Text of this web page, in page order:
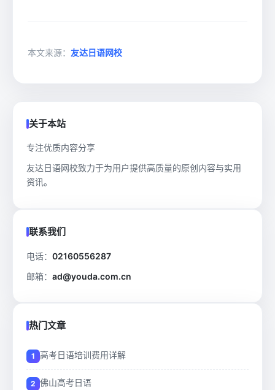
本文来源： 友达日语网校
关于本站
专注优质内容分享
友达日语网校致力于为用户提供高质量的原创内容与实用
资讯。
联系我们
电话： 02160556287
邮箱： ad@youda.com.cn
热门文章
高考日语培训费用详解
佛山高考日语